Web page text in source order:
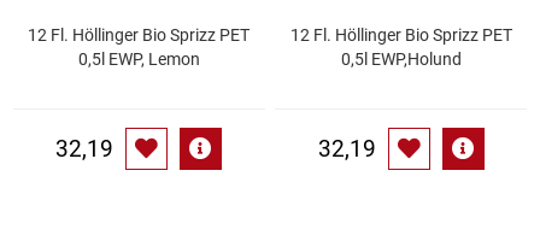
Spirituosen
12 Fl. Höllinger Bio Sprizz PET
0,5l EWP, Lemon
32,19
12 Fl. Höllinger Bio Sprizz PET
0,5l EWP,Holund
32,19